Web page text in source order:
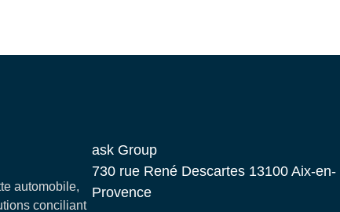
automobile,
conciliant
ask Group
730 rue René Descartes 13100 Aix-en-
Provence